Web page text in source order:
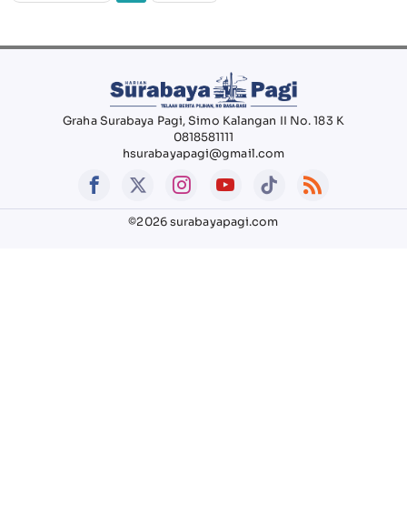
Graha Surabaya Pagi, Simo Kalangan II No. 183 K
0818581111
hsurabayapagi@gmail.com
©2026 surabayapagi.com